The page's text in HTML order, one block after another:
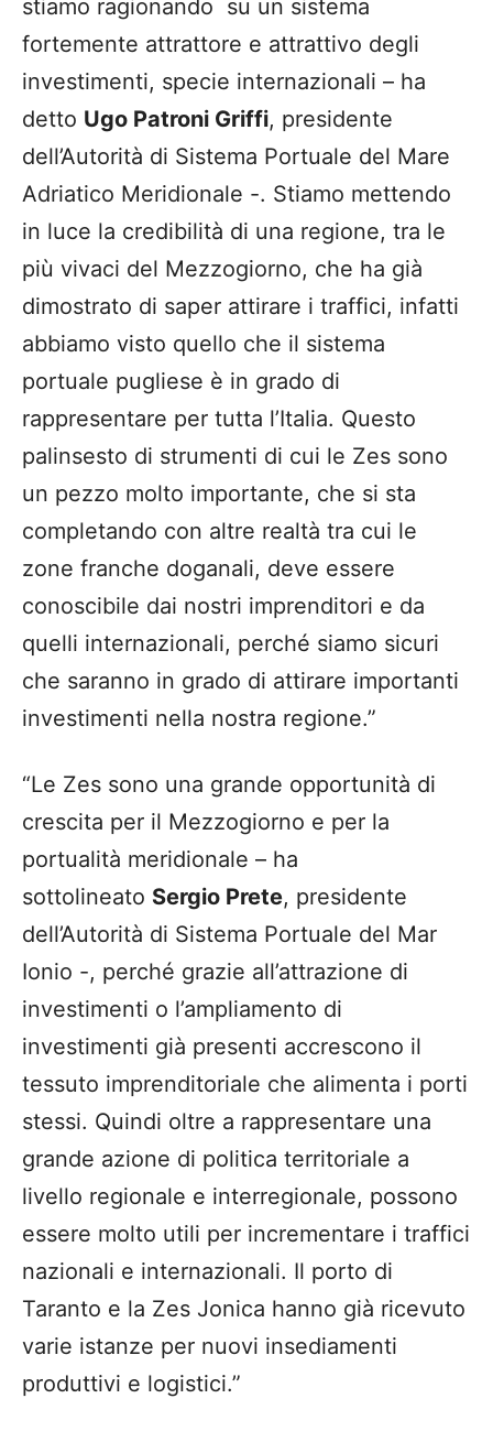
stiamo ragionando su un sistema
fortemente attrattore e attrattivo degli
investimenti, specie internazionali – ha
detto Ugo Patroni Griffi, presidente
dell’Autorità di Sistema Portuale del Mare
Adriatico Meridionale -. Stiamo mettendo
in luce la credibilità di una regione, tra le
più vivaci del Mezzogiorno, che ha già
dimostrato di saper attirare i traffici, infatti
abbiamo visto quello che il sistema
portuale pugliese è in grado di
rappresentare per tutta l’Italia. Questo
palinsesto di strumenti di cui le Zes sono
un pezzo molto importante, che si sta
completando con altre realtà tra cui le
zone franche doganali, deve essere
conoscibile dai nostri imprenditori e da
quelli internazionali, perché siamo sicuri
che saranno in grado di attirare importanti
investimenti nella nostra regione.”
“Le Zes sono una grande opportunità di
crescita per il Mezzogiorno e per la
portualità meridionale – ha
sottolineato Sergio Prete, presidente
dell’Autorità di Sistema Portuale del Mar
Ionio -, perché grazie all’attrazione di
investimenti o l’ampliamento di
investimenti già presenti accrescono il
tessuto imprenditoriale che alimenta i porti
stessi. Quindi oltre a rappresentare una
grande azione di politica territoriale a
livello regionale e interregionale, possono
essere molto utili per incrementare i traffici
nazionali e internazionali. Il porto di
Taranto e la Zes Jonica hanno già ricevuto
varie istanze per nuovi insediamenti
produttivi e logistici.”